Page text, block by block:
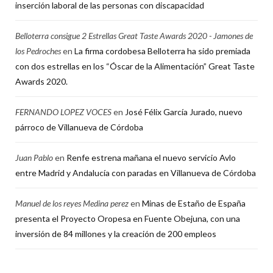
inserción laboral de las personas con discapacidad
Belloterra consigue 2 Estrellas Great Taste Awards 2020 - Jamones de
los Pedrochesen La firma cordobesa Belloterra ha sido premiada
con dos estrellas en los “Óscar de la Alimentación” Great Taste
Awards 2020.
FERNANDO LOPEZ VOCESen José Félix García Jurado, nuevo
párroco de Villanueva de Córdoba
Juan Pabloen Renfe estrena mañana el nuevo servicio Avlo
entre Madrid y Andalucía con paradas en Villanueva de Córdoba
Manuel de los reyes Medina perezen Minas de Estaño de España
presenta el Proyecto Oropesa en Fuente Obejuna, con una
inversión de 84 millones y la creación de 200 empleos